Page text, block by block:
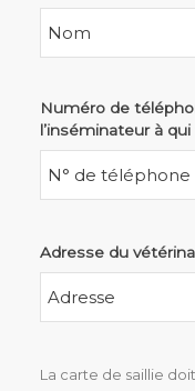
Numéro de
l’inséminateur à
Adresse du
La carte de saillie